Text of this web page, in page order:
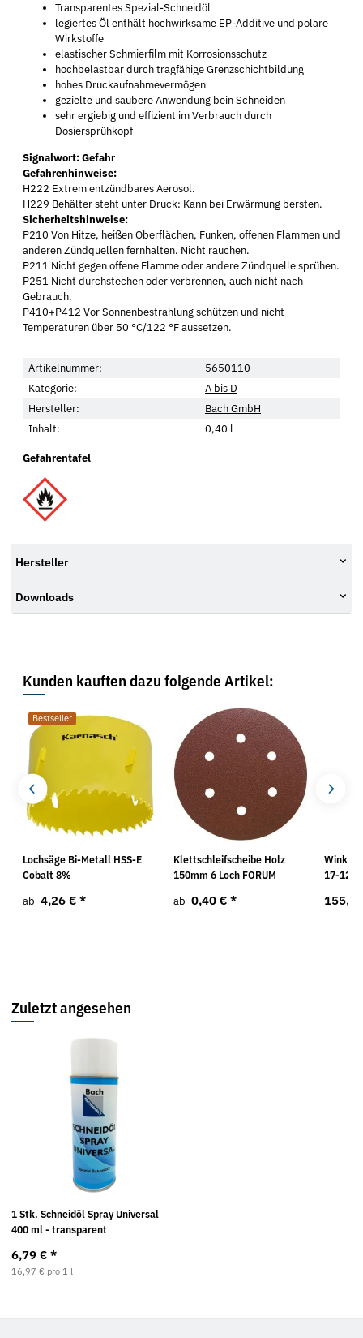
Transparentes Spezial-Schneidöl
legiertes Öl enthält hochwirksame EP-Additive und polare
Wirkstoffe
elastischer Schmierfilm mit Korrosionsschutz
hochbelastbar durch tragfähige Grenzschichtbildung
hohes Druckaufnahmevermögen
gezielte und saubere Anwendung bein Schneiden
sehr ergiebig und effizient im Verbrauch durch
Dosiersprühkopf
Signalwort: Gefahr
Gefahrenhinweise:
H222 Extrem entzündbares Aerosol.
H229 Behälter steht unter Druck: Kann bei Erwärmung bersten.
Sicherheitshinweise:
P210 Von Hitze, heißen Oberflächen, Funken, offenen Flammen und
anderen Zündquellen fernhalten. Nicht rauchen.
P211 Nicht gegen offene Flamme oder andere Zündquelle sprühen.
P251 Nicht durchstechen oder verbrennen, auch nicht nach
Gebrauch.
P410+P412 Vor Sonnenbestrahlung schützen und nicht
Temperaturen über 50 °C/122 °F aussetzen.
Artikelnummer:
5650110
Kategorie:
A bis D
Hersteller:
Bach GmbH
Inhalt:
0,40 l
Gefahrentafel
Hersteller
Downloads
Kunden kauften dazu folgende Artikel:
Bestseller
Lochsäge Bi-Metall HSS-E
Cobalt 8%
ab 4,26 € *
Klettschleifscheibe Holz
150mm 6 Loch FORUM
ab 0,40 € *
17-125
Zuletzt angesehen
1 Stk. Schneidöl Spray Universal
400 ml - transparent
6,79 € *
16,97 € pro 1 l